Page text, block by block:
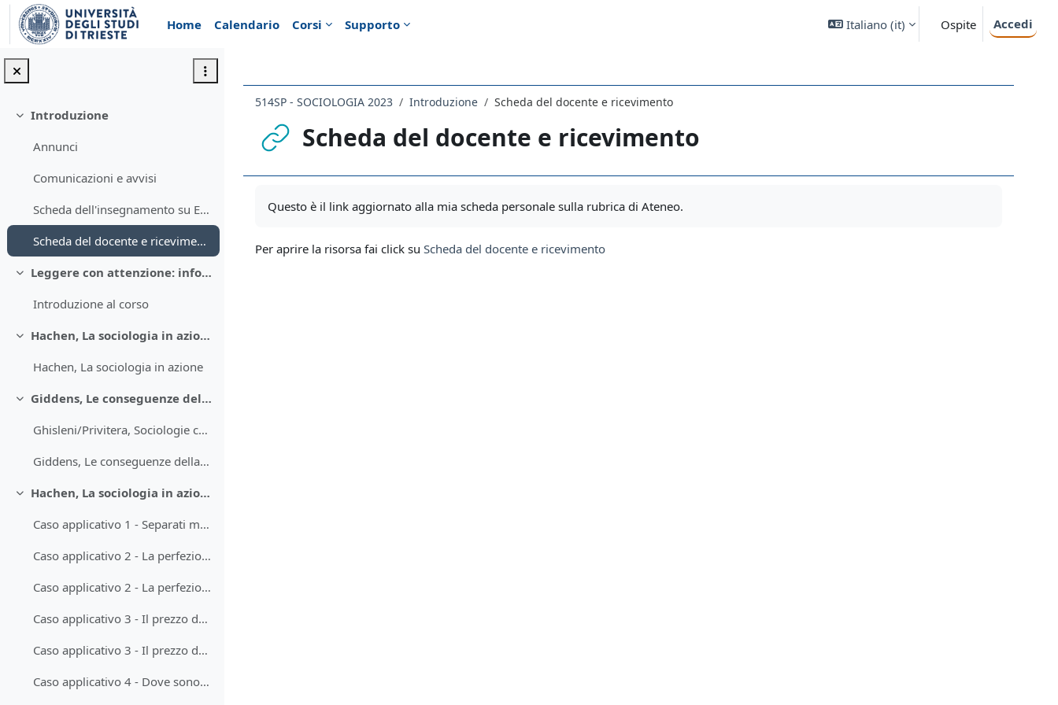
Vai al contenuto principale
Home
Calendario Corsi Supporto Italiano ‎(it)‎ Ospite Accedi
Minimizza
Introduzione
Annunci
Comunicazioni e avvisi
Scheda dell'insegnamento su Esse3
Scheda del docente e ricevimento
Minimizza
Leggere con attenzione: informazioni sul corso
Introduzione al corso
Minimizza
Hachen, La sociologia in azione
Hachen, La sociologia in azione
Minimizza
Giddens, Le conseguenze della modernità
Ghisleni/Privitera, Sociologie contemporanee
Giddens, Le conseguenze della modernità
Minimizza
Hachen, La sociologia in azione - Casi applicativi
Caso applicativo 1 - Separati ma più sicuri (Caso 1, Cap. 1, Hachen) - PROVA
Caso applicativo 2 - La perfezione o la rovina (Caso 1, Cap. 3, Hachen) - PER GLI ISCRITTI AL CORSO
Caso applicativo 2 - La perfezione o la rovina (Caso 1, Cap. 3, Hachen) - PER CHI HA SOLO ACCESSO OSPITE
Caso applicativo 3 - Il prezzo dell'ammissione (Caso 1, Cap. 4, Hachen) - PER GLI ISCRITTI AL CORSO
Caso applicativo 3 - Il prezzo dell'ammissione (Caso 1, Cap. 4, Hachen) - PER CHI HA SOLO ACCESSO OSPITE
Caso applicativo 4 - Dove sono finiti tutti i salmoni? (Caso 1, Cap. 5, Hachen) - PER GLI ISCRITTI AL CORSO
514SP - SOCIOLOGIA 2023 Introduzione Scheda del docente e ricevimento
Scheda del docente e ricevimento
Questo è il link aggiornato alla mia scheda personale sulla rubrica di Ateneo.
Per aprire la risorsa fai click su Scheda del docente e ricevimento